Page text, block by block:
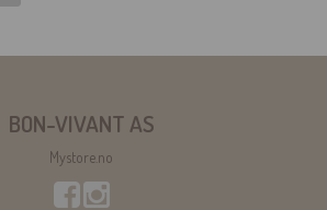
BON-VIVANT AS
Mystore.no